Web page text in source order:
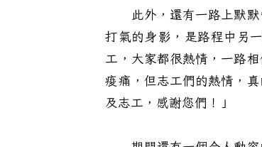
此外，還有一路上默默
打氣的身影，是路程中另
工，大家都很熱情，一路
痠痛，但志工們的熱情，
及志工，感謝您們！」